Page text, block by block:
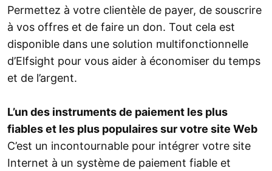
Permettez à votre clientèle de payer, de souscrire
à vos offres et de faire un don. Tout cela est
disponible dans une solution multifonctionnelle
d’Elfsight pour vous aider à économiser du temps
et de l’argent.
L’un des instruments de paiement les plus
fiables et les plus populaires sur votre site Web
C’est un incontournable pour intégrer votre site
Internet à un système de paiement fiable et